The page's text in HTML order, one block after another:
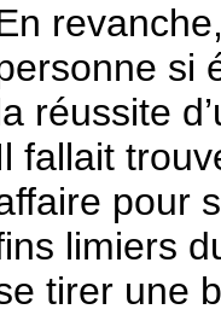
si
réussite
fallait
pour
limiers
tirer une